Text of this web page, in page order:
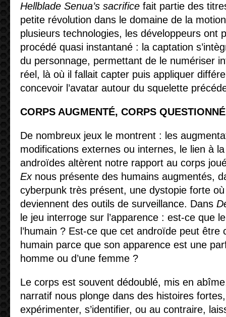
Hellblade Senua’s sacrifice fait partie des
petite révolution dans le domaine de la
plusieurs technologies, les développeurs ont
procédé quasi instantané : la captation
du personnage, permettant de le numériser
réel, là où il fallait capter puis appliquer
concevoir l’avatar autour du squelette
CORPS AUGMENTÉ, CORPS QUESTIONNÉ
De nombreux jeux le montrent : les
modifications externes ou internes, le lien à
androïdes altèrent notre rapport au corps
Ex nous présente des humains augmentés,
cyberpunk très présent, une dystopie forte
deviennent des outils de surveillance. Dans
le jeu interroge sur l’apparence : est-ce que
l’humain ? Est-ce que cet androïde peut être
humain parce que son apparence est une
homme ou d’une femme ?
Le corps est souvent dédoublé, mis en
narratif nous plonge dans des histoires fortes,
expérimenter, s’identifier, ou au contraire,